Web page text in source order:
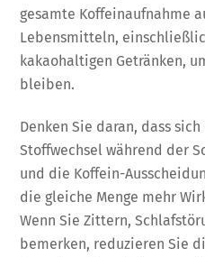
gesamte Koffeinaufnahme
Lebensmitteln,
kakaohaltigen Getränken,
bleiben.
Denken Sie daran, dass
Stoffwechsel während der
und die Koffein-
die gleiche Menge mehr
Wenn Sie Zittern,
bemerken, reduzieren Sie